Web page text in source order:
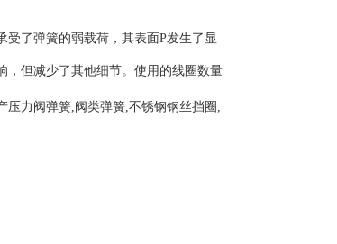
受了弹簧的弱载荷，其表面P发生了显
，但减少了其他细节。使用的线圈数量
压力阀弹簧,阀类弹簧,不锈钢钢丝挡圈,